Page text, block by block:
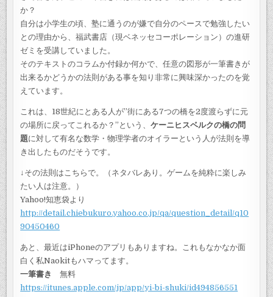
か？
自分は小学生の頃、塾に通うのが嫌で自分のペースで勉強したい
との理由から、福武書店（現ベネッセコーポレーション）の進研
ゼミを受講していました。
そのテキストのコラムか付録か何かで、任意の図形が一筆書きが
出来るかどうかの法則がある事を知り非常に興味深かったのを覚
えています。
これは、18世紀にとある人が”街にある7つの橋を2度渡らずに元
の場所に戻ってこれるか？”という、ケーニヒスベルクの橋の問
題に対して有名な数学・物理学者のオイラーという人が法則を導
き出したものだそうです。
↓その法則はこちらで。（ネタバレあり。ゲームを純粋に楽しみ
たい人は注意。）
Yahoo!知恵袋より
http://detail.chiebukuro.yahoo.co.jp/qa/question_detail/q10
90450460
あと、最近はiPhoneのアプリもありますね。これもなかなか面
白く私Naokitもハマってます。
一筆書き
無料
https://itunes.apple.com/jp/app/yi-bi-shuki/id494856551